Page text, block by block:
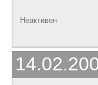
Неактивен